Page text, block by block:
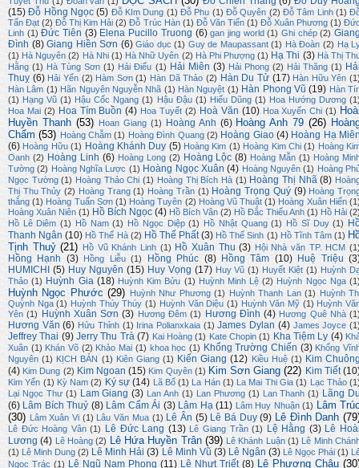
(15) Đỗ Hồng Ngọc (5) Đỗ KIm Dung (1) Đỗ Phu (1) Đỗ Quyên (2) Đỗ Tâm Linh (1)
Tấn Đạt (2) Đỗ Thị Kim Hải (2) Đỗ Trúc Hàn (1) Đỗ Văn Tiến (1) Đỗ Xuân Phương (1)
Linh (1) Đức Tiên (3) Elena Pucillo Truong (6) gan jing world (1) Ghi chép (2)
Đình (8) Giang Hiền Sơn (6) Giáo dục (1) Guy de Maupassant (1) Hà Đoàn (2) Hạ
(1) Hà Nguyên (2) Hà Nhi (1) Hà Nhữ Uyên (2) Hà Phi Phượng (1) Hạ Thi (3) Hà Thị
Hằng (1) Hà Tùng Sơn (1) Hải Điểu (1) Hải Miên (3) Hải Phong (2) Hải Thăng (1)
Thuỵ (6) Hải Yến (2) Hàm Sơn (1) Hàn Dã Thảo (2) Hàn Du Tử (17) Hàn Hữu Yên
Hàn Lâm (1) Hãn Nguyên Nguyễn Nhã (1) Hàn Nguyệt (1) Hàn Phong Vũ (19) Hàn
(1) Hạng Vũ (1) Hậu Cốc Ngang (1) Hậu Đậu (1) Hiếu Dũng (1) Hoa Hướng Dương
Hoa Mai (2) Hoa Tím Buồn (4) Hoa Tuyết (2) Hoà Văn (10) Hoa Xuyến Chi (1)
Huyền Thanh (53) Hoan Giang (1) Hoàng Anh (6) Hoàng Anh 79 (26)
Chẩm (53) Hoàng Chẫm (1) Hoàng Đình Quang (2) Hoàng Giao (4) Hoàng Hạ
(6) Hoàng Hữu (1) Hoàng Khánh Duy (5) Hoàng Kim (1) Hoàng Kim Chi (1) Hoàng
Oanh (2) Hoàng Linh (6) Hoàng Long (2) Hoàng Lộc (8) Hoàng Mẫn (1) Hoàng
Tường (2) Hoàng Nghĩa Lược (1) Hoàng Ngọc Xuân (4) Hoàng Nguyên (1) Hoàng
Ngọc Tường (1) Hoàng Thảo Chi (1) Hoàng Thị Bích Hà (1) Hoàng Thị Nhã (8)
Thị Thu Thủy (2) Hoàng Trang (1) Hoàng Trần (1) Hoàng Trọng Quý (9) Hoàng
thắng (1) Hoàng Tuấn Sơn (1) Hoàng Tuyên (2) Hoàng Vũ Thuật (1) Hoàng Xuân Hiến
Hoàng Xuân Niên (1) Hồ Bích Ngọc (4) Hồ Bích Vân (2) Hồ Đắc Thiếu Anh (1) Hồ Hải
Hồ Lê Diêm (1) Hồ Nam (1) Hồ Ngọc Diệp (1) Hồ Nhật Quang (1) Hồ Sĩ Duy (1)
Thanh Ngân (10) Hồ Thế Hà (2) Hồ Thế Phất (3) Hồ Thế Sinh (1) Hồ Tĩnh Tâm (1)
Tịnh Thuỷ (21) Hồ Vũ Khánh Linh (1) Hồ Xuân Thu (3) Hội Nhà văn TP. HCM
Hồng Hạnh (3) Hồng Liễu (1) Hồng Phúc (8) Hồng Tâm (10) Huệ Triệu
HUMICHI
(5) Huy Nguyên (15) Huy Vọng (17) Huy Vũ (1) Huyết Kiệt (1) Huỳnh
Thảo (1) Huỳnh Gia (18) Huỳnh Kim Bửu (1) Huỳnh Minh Lệ (2) Huỳnh Ngọc Nga
Huỳnh Ngọc Phước (29) Huỳnh Như Phương (1) Huỳnh Thanh Lan (1)
Huỳnh
Quỳnh Nga (1) Huỳnh Thúy Thúy (1) Huỳnh Văn Diệu (1) Huỳnh Văn Mỹ (1) Huỳnh
Yên (1) Huỳnh Xuân Sơn (3) Hương Đêm (1) Hương Đình (4) Hương Quê Nhà
Hương Văn (6) Hửu Thỉnh (1) Irina Polianxkaia (1) James Dylan (4) James Joyce
Jeffrey Thai (9) Jerry Thu Trà (7) Kai Hoàng (1) Kate Chopin (1) Kha Tiệm Ly (4)
Xuân (1) Khán Võ (2) Khảo Mai (1) khoa học (1) Khổng Trường Chiến (3) Khổng
Nguyên (1) KỊCH BẢN (1) Kiên Giang (1) Kiến Giang (12) Kiều Huệ (1) Kim
(4) Kim Dung (2) Kim Ngoan (15) Kim Quyên (1) Kim Sơn Giang (22) Kim Tiết
Kim Yến (1) Kỳ Nam (2) Ký sự (14) Lã Bố (1) La Hán (1) La Mai Thi Gia (1) Lạc Thảo
Lại Ngọc Thư (1) Lam Giang (3) Lan Anh (1) Lan Phương (1) Lan Thanh (1) Lãng
(6) Lâm Bích Thuỷ (8) Lâm Cẩm Ái (3) Lâm Hạ (11) Lâm Huy Nhuận (1) Lâm
(30) Lâm Xuân Vi (1) Lâu Văn Mua (1) Lê Ân (5) Lê Bá Duy (9) Lê Đình Danh
Lê Đức Hoàng Vân (1) Lê Đức Lang (13) Lê Giang Trần (1) Lệ Hằng (3) Lê
Lương (4) Lê Hoàng (2) Lê Hứa Huyền Trân (39) Lê Khánh Luận (1) Lê Minh
(1) Lê Minh Dung (2) Lê Minh Hải (3) Lê Minh Vũ (3) Lê Ngân (3) Lê Ngọc Phái (1)
Ngọc Trác (1) Lê Ngũ Nam Phong (11) Lê Nhựt Triết (8) Lê Phương Châu